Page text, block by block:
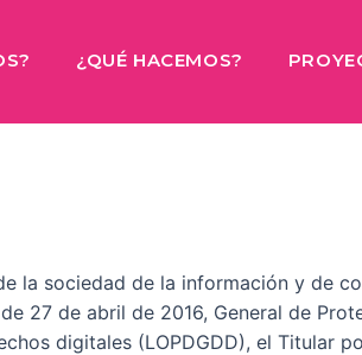
¿QUÉ HACEMOS?
la sociedad de la información y de
27 de abril de 2016, General de
digitales (LOPDGDD), el Titular